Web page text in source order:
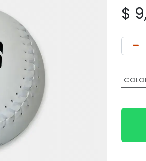
$